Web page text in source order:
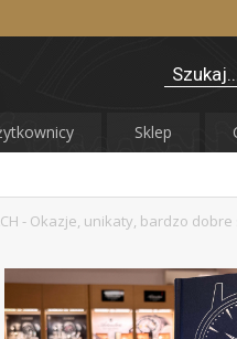
Sklep
- Okazje, unikaty, bardzo